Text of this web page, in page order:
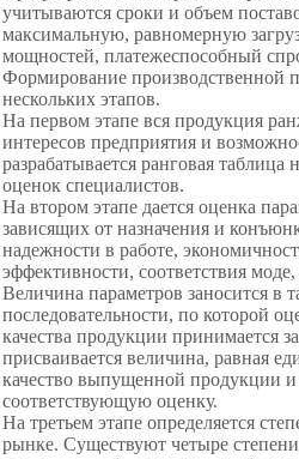
учитываются сроки и объем
максимальную, равномерную
мощностей, платежеспособный
Формирование производственной
нескольких этапов.
На первом этапе вся продукция
интересов предприятия и
разрабатывается ранговая таблица
оценок специалистов.
На втором этапе дается оценка
зависящих от назначения и
надежности в работе,
эффективности, соответствия
Величина параметров заносится в
последовательности, по которой
качества продукции принимается
присваивается величина, равная
качество выпущенной продукции
соответствующую оценку.
На третьем этапе определяется
рынке. Существуют четыре